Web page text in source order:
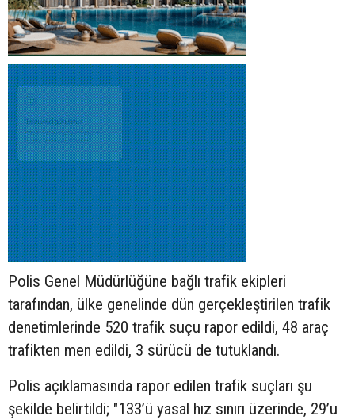
Polis Genel Müdürlüğüne bağlı trafik ekipleri
tarafından, ülke genelinde dün gerçekleştirilen trafik
denetimlerinde 520 trafik suçu rapor edildi, 48 araç
trafikten men edildi, 3 sürücü de tutuklandı.
Polis açıklamasında rapor edilen trafik suçları şu
şekilde belirtildi; "133’ü yasal hız sınırı üzerinde, 29’u